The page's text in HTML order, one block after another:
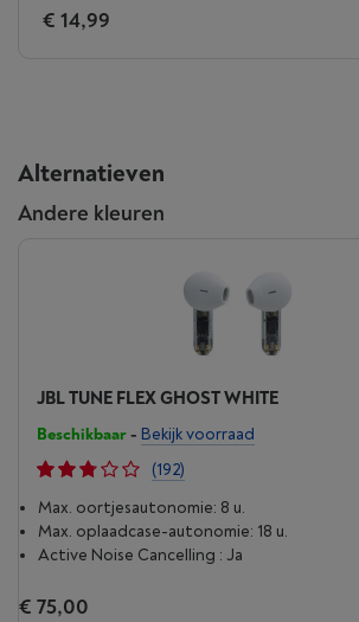
€ 14,99
Alternatieven
Andere kleuren
JBL TUNE FLEX GHOST WHITE
Beschikbaar- Bekijk voorraad
(192)
Max. oortjesautonomie: 8 u.
Max. oplaad­case-autonomie: 18 u.
Active Noise Cancelling : Ja
€ 75,00